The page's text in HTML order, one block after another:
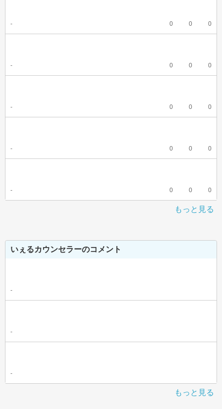
- 0 0 0
- 0 0 0
- 0 0 0
- 0 0 0
- 0 0 0
もっと見る
いぇるカウンセラーのコメント
-
-
-
もっと見る